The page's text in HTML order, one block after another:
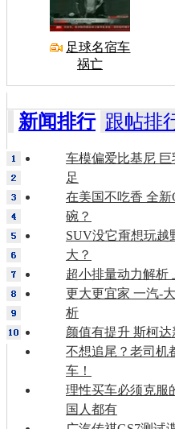
足球名宿车
祸亡
新闻排行 跟帖排
车模偏爱比基尼
足
在美国不吃香 全
碗？
SUV没它甭想玩越
大？
超小排量动力解析
更大更宜家 一汽-
析
颜值有提升 斯柯
不想追尾？老司机
车！
理性买车必须克服
国人都有